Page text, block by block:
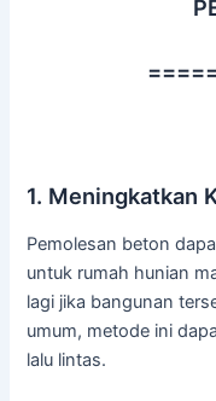
1. Meningkatkan
Pemolesan beton
untuk rumah hunian
lagi jika bangunan
umum, metode ini
lalu lintas.